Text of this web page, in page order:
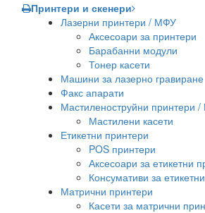
Принтери и скенери
Лазерни принтери / МФУ
Аксесоари за принтери
Барабанни модули
Тонер касети
Машини за лазерно гравиране
Факс апарати
Мастиленоструйни принтери
Мастилени касети
Етикетни принтери
POS принтери
Аксесоари за етикетни
Консумативи за
Матрични принтери
Касети за матрични